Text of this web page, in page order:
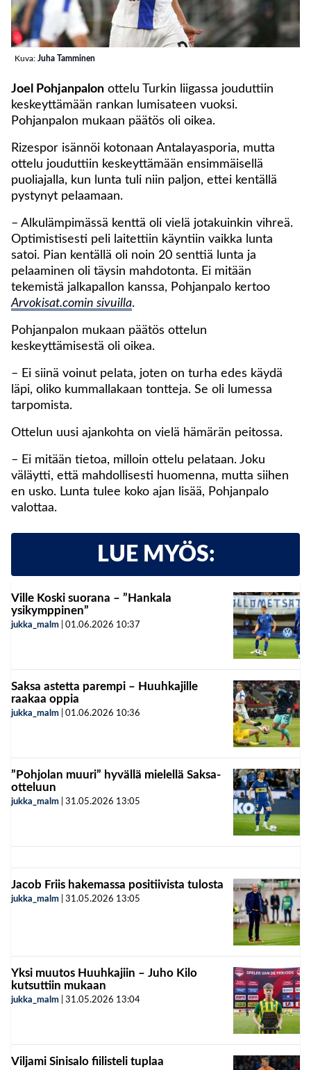
Kuva: Juha Tamminen
Joel Pohjanpalon ottelu Turkin liigassa jouduttiin
keskeyttämään rankan lumisateen vuoksi.
Pohjanpalon mukaan päätös oli oikea.
Rizespor isännöi kotonaan Antalayasporia, mutta
ottelu jouduttiin keskeyttämään ensimmäisellä
puoliajalla, kun lunta tuli niin paljon, ettei kentällä
pystynyt pelaamaan.
– Alkulämpimässä kenttä oli vielä jotakuinkin vihreä.
Optimistisesti peli laitettiin käyntiin vaikka lunta
satoi. Pian kentällä oli noin 20 senttiä lunta ja
pelaaminen oli täysin mahdotonta. Ei mitään
tekemistä jalkapallon kanssa, Pohjanpalo kertoo
Arvokisat.comin sivuilla.
Pohjanpalon mukaan päätös ottelun
keskeyttämisestä oli oikea.
– Ei siinä voinut pelata, joten on turha edes käydä
läpi, oliko kummallakaan tontteja. Se oli lumessa
tarpomista.
Ottelun uusi ajankohta on vielä hämärän peitossa.
– Ei mitään tietoa, milloin ottelu pelataan. Joku
väläytti, että mahdollisesti huomenna, mutta siihen
en usko. Lunta tulee koko ajan lisää, Pohjanpalo
valottaa.
LUE MYÖS:
Ville Koski suorana – ”Hankala
ysikymppinen”
jukka_malm 01.06.2026 10:37
Saksa astetta parempi – Huuhkajille
raakaa oppia
jukka_malm 01.06.2026 10:36
”Pohjolan muuri” hyvällä mielellä Saksa-
otteluun
jukka_malm 31.05.2026 13:05
Jacob Friis hakemassa positiivista tulosta
jukka_malm 31.05.2026 13:05
Yksi muutos Huuhkajiin – Juho Kilo
kutsuttiin mukaan
jukka_malm 31.05.2026 13:04
Viljami Sinisalo fiilisteli tuplaa